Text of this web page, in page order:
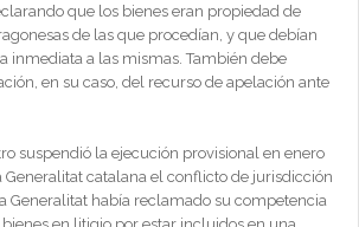
que los bienes eran propiedad de
de las que procedían, y que debían
inmediata a las mismas. También debe
en su caso, del recurso de apelación ante
suspendió la ejecución provisional en enero
catalana el conflicto de jurisdicción
Generalitat había reclamado su competencia